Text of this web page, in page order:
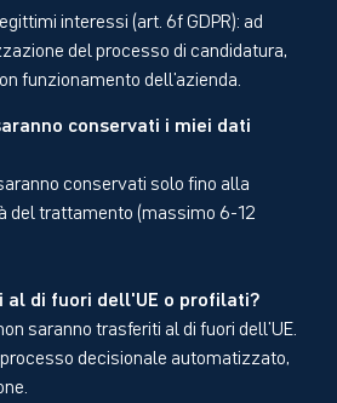
interessi (art. 6f GDPR): ad
del processo di candidatura,
funzionamento dell'azienda.
conservati i miei dati
conservati solo fino alla
del trattamento (massimo 6-12
di fuori dell'UE o profilati?
saranno trasferiti al di fuori dell'UE.
decisionale automatizzato,